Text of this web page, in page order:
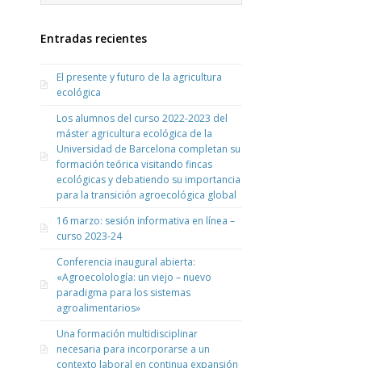
Entradas recientes
El presente y futuro de la agricultura
ecológica
Los alumnos del curso 2022-2023 del
máster agricultura ecológica de la
Universidad de Barcelona completan su
formación teórica visitando fincas
ecológicas y debatiendo su importancia
para la transición agroecológica global
16 marzo: sesión informativa en línea –
curso 2023-24
Conferencia inaugural abierta:
«Agroecolología: un viejo – nuevo
paradigma para los sistemas
agroalimentarios»
Una formación multidisciplinar
necesaria para incorporarse a un
contexto laboral en continua expansión